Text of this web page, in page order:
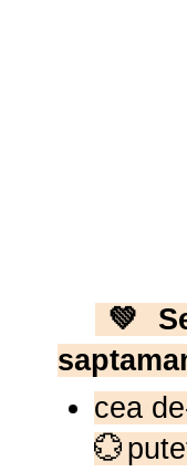
💚
cea